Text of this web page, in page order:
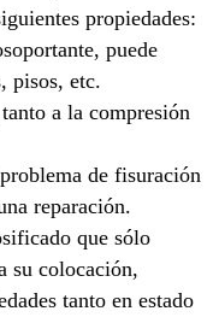
propiedades:
puede
pisos, etc.
a la compresión
de fisuración
reparación.
que sólo
su colocación,
tanto en estado